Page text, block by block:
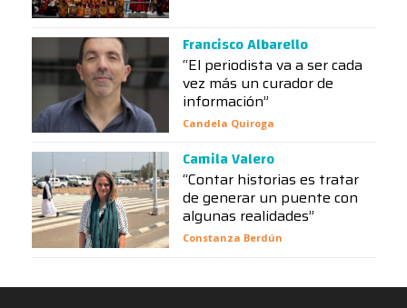
Francisco Albarello
“El periodista va a ser cada
vez más un curador de
información”
Candela Quiroga
Camila Valero
“Contar historias es tratar
de generar un puente con
algunas realidades”
Constanza Berdún